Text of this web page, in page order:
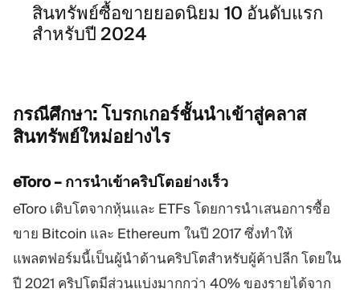
สินทรัพย์ซื้อขายยอดนิยม 10 อันดับแรก
สำหรับปี 2024
กรณีศึกษา:โบรกเกอร์ชั้นนำเข้าสู่คลาส
สินทรัพย์ใหม่อย่างไร
eToro – การนำเข้าคริปโตอย่างเร็ว
eToro เติบโตจากหุ้นและ ETFs โดยการนำเสนอการซื้อ
ขาย Bitcoin และ Ethereum ในปี 2017 ซึ่งทำให้
แพลตฟอร์มนี้เป็นผู้นำด้านคริปโตสำหรับผู้ค้าปลีก โดยใน
ปี 2021 คริปโตมีส่วนแบ่งมากกว่า 40% ของรายได้จาก